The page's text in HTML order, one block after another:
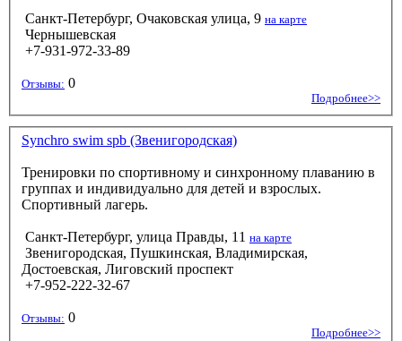
Санкт-Петербург, Очаковская улица, 9 на карте
Чернышевская
+7-931-972-33-89
Отзывы: 0
Подробнее>>
Synchro swim spb (Звенигородская)
Тренировки по спортивному и синхронному плаванию в
группах и индивидуально для детей и взрослых.
Спортивный лагерь.
Санкт-Петербург, улица Правды, 11 на карте
Звенигородская, Пушкинская, Владимирская,
Достоевская, Лиговский проспект
+7-952-222-32-67
Отзывы: 0
Подробнее>>